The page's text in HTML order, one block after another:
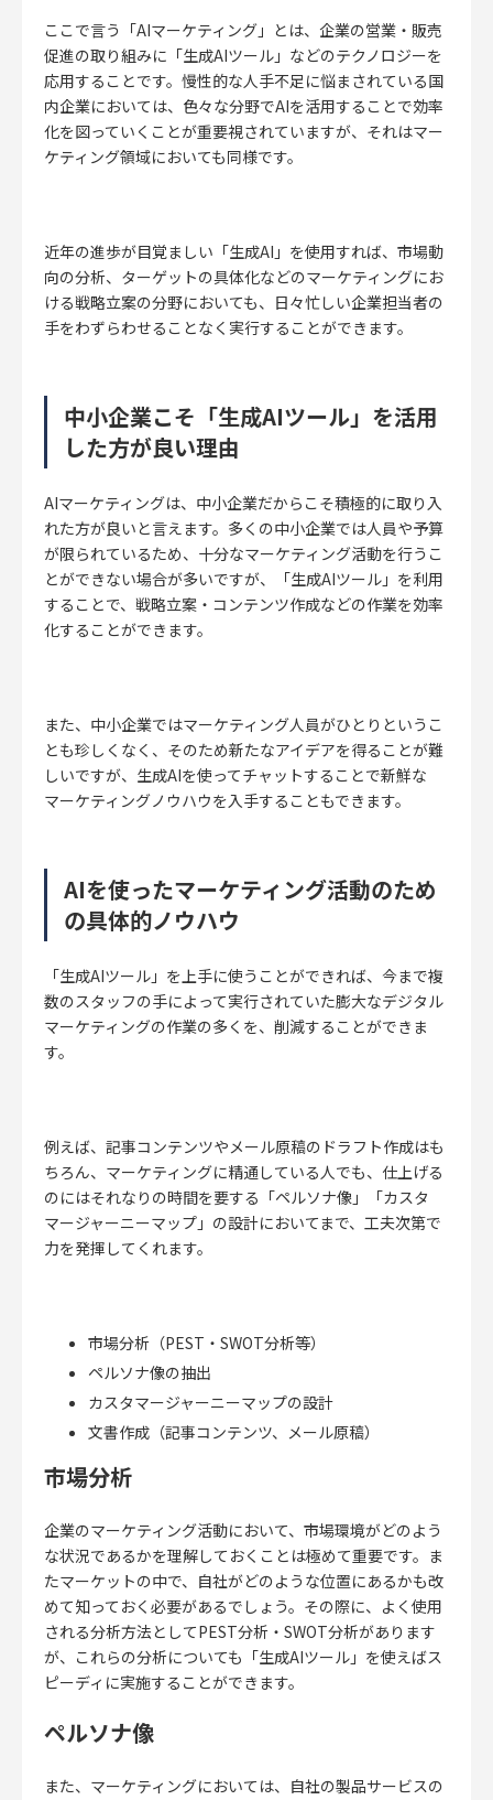
ここで言う「AIマーケティング」とは、企業の営業・販売
促進の取り組みに「生成AIツール」などのテクノロジーを
応用することです。慢性的な人手不足に悩まされている国
内企業においては、色々な分野でAIを活用することで効率
化を図っていくことが重要視されていますが、それはマー
ケティング領域においても同様です。
近年の進歩が目覚ましい「生成AI」を使用すれば、市場動
向の分析、ターゲットの具体化などのマーケティングにお
ける戦略立案の分野においても、日々忙しい企業担当者の
手をわずらわせることなく実行することができます。
中小企業こそ「生成AIツール」を活用
した方が良い理由
AIマーケティングは、中小企業だからこそ積極的に取り入
れた方が良いと言えます。多くの中小企業では人員や予算
が限られているため、十分なマーケティング活動を行うこ
とができない場合が多いですが、「生成AIツール」を利用
することで、戦略立案・コンテンツ作成などの作業を効率
化することができます。
また、中小企業ではマーケティング人員がひとりというこ
とも珍しくなく、そのため新たなアイデアを得ることが難
しいですが、生成AIを使ってチャットすることで新鮮な
マーケティングノウハウを入手することもできます。
AIを使ったマーケティング活動のため
の具体的ノウハウ
「生成AIツール」を上手に使うことができれば、今まで複
数のスタッフの手によって実行されていた膨大なデジタル
マーケティングの作業の多くを、削減することができま
す。
例えば、記事コンテンツやメール原稿のドラフト作成はも
ちろん、マーケティングに精通している人でも、仕上げる
のにはそれなりの時間を要する「ペルソナ像」「カスタ
マージャーニーマップ」の設計においてまで、工夫次第で
力を発揮してくれます。
市場分析（PEST・SWOT分析等）
ペルソナ像の抽出
カスタマージャーニーマップの設計
文書作成（記事コンテンツ、メール原稿）
市場分析
企業のマーケティング活動において、市場環境がどのよう
な状況であるかを理解しておくことは極めて重要です。ま
たマーケットの中で、自社がどのような位置にあるかも改
めて知っておく必要があるでしょう。その際に、よく使用
される分析方法としてPEST分析・SWOT分析があります
が、これらの分析についても「生成AIツール」を使えばス
ピーディに実施することができます。
ペルソナ像
また、マーケティングにおいては、自社の製品サービスの